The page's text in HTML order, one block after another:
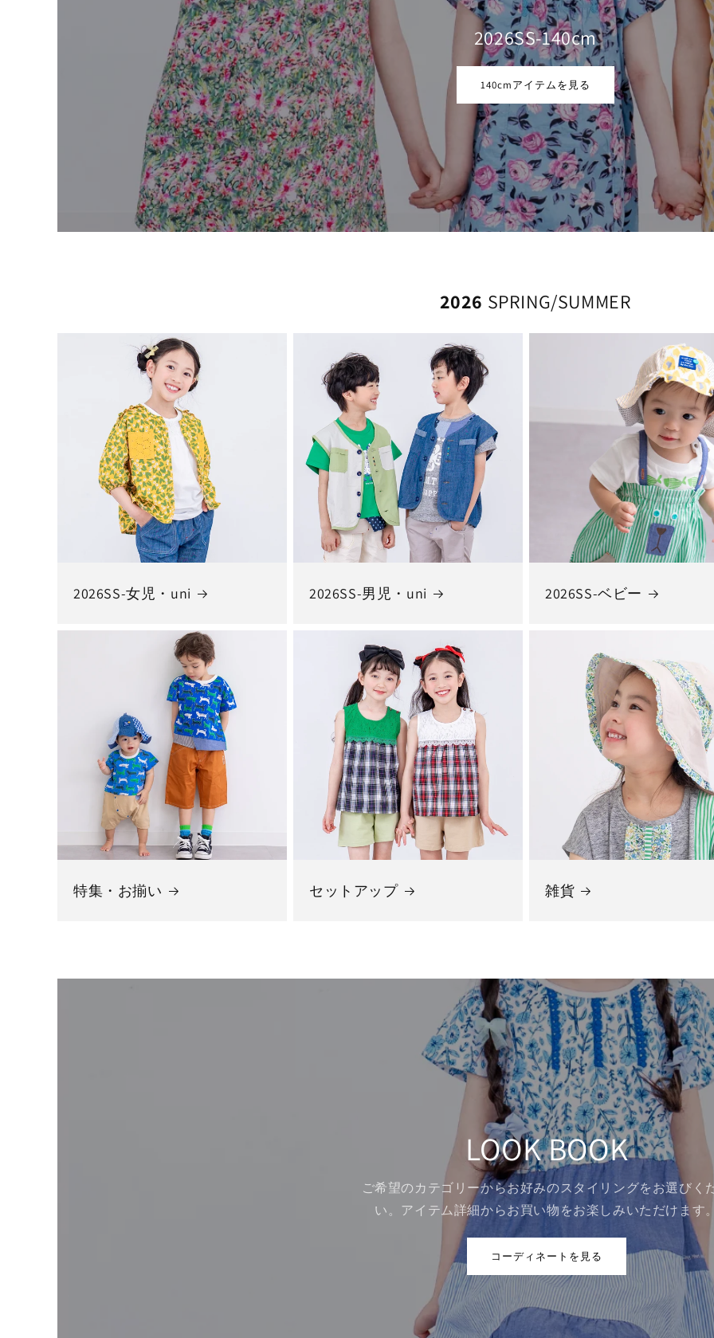
2026SS-140cm
140cmアイテムを見る
2026 SPRING/SUMMER
2026SS-女児・uni 2026SS-男児・uni 2026SS-ベビー
特集・お揃い セットアップ 雑貨
LOOK BOOK
ご希望のカテゴリーからお好みのスタイリングをお選びくだ
い。アイテム詳細からお買い物をお楽しみいただけます。
コーディネートを見る